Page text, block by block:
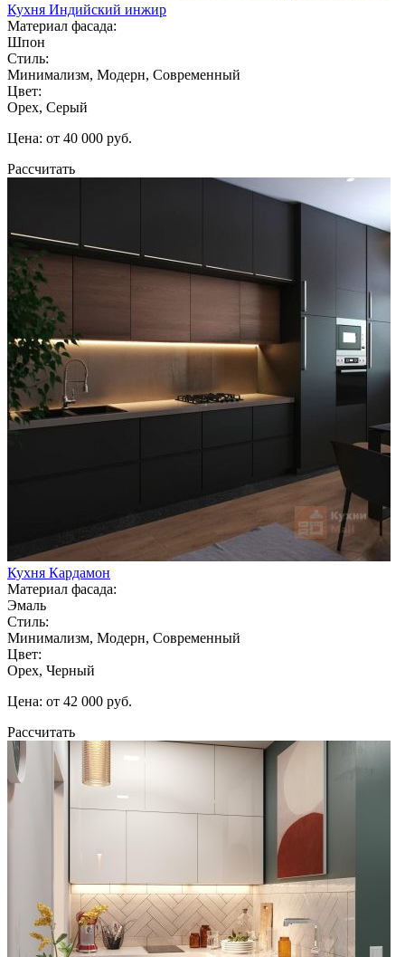
Кухня Индийский инжир
Материал фасада:
Шпон
Стиль:
Минимализм, Модерн, Современный
Цвет:
Орех, Серый
Цена: от 40 000 руб.
Рассчитать
Кухня Кардамон
Материал фасада:
Эмаль
Стиль:
Минимализм, Модерн, Современный
Цвет:
Орех, Черный
Цена: от 42 000 руб.
Рассчитать